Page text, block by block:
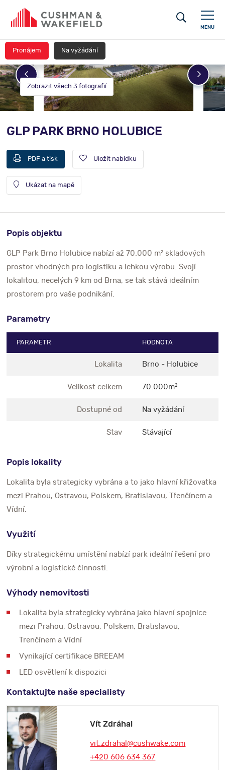
MENU
Zobrazit všech 3 fotografií
GLP PARK BRNO HOLUBICE
PDF a tisk Uložit nabídku
Ukázat na mapě
Pronájem Na vyžádání
Popis objektu
GLP Park Brno Holubice nabízí až 70.000 m² skladových
prostor vhodných pro logistiku a lehkou výrobu. Svojí
lokalitou, necelých 9 km od Brna, se tak stává ideálním
prostorem pro vaše podnikání.
Parametry
PARAMETR HODNOTA
Lokalita Brno - Holubice
Velikost celkem 70.000m2
Dostupné od Na vyžádání
Stav Stávající
Popis lokality
Lokalita byla strategicky vybrána a to jako hlavní křižovatka
mezi Prahou, Ostravou, Polskem, Bratislavou, Třenčínem a
Vídní.
Využití
Díky strategickému umístění nabízí park ideální řešení pro
výrobní a logistické činnosti.
Výhody nemovitosti
Lokalita byla strategicky vybrána jako hlavní spojnice
mezi Prahou, Ostravou, Polskem, Bratislavou,
Trenčínem a Vídní
Vynikající certifikace BREEAM
LED osvětlení k dispozici
Kontaktujte naše specialisty
Vít Zdráhal
vit.zdrahal@cushwake.com
+420 606 634 367